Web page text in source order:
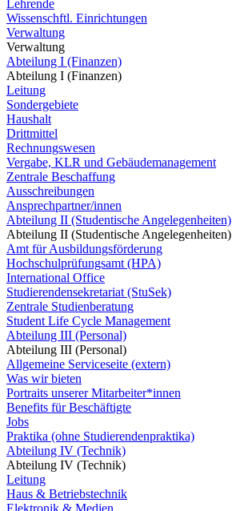
Lehrende
Wissenschftl. Einrichtungen
Verwaltung
Verwaltung
Abteilung I (Finanzen)
Abteilung I (Finanzen)
Leitung
Sondergebiete
Haushalt
Drittmittel
Rechnungswesen
Vergabe, KLR und Gebäudemanagement
Zentrale Beschaffung
Ausschreibungen
Ansprechpartner/innen
Abteilung II (Studentische Angelegenheiten)
Abteilung II (Studentische Angelegenheiten)
Amt für Ausbildungsförderung
Hochschulprüfungsamt (HPA)
International Office
Studierendensekretariat (StuSek)
Zentrale Studienberatung
Student Life Cycle Management
Abteilung III (Personal)
Abteilung III (Personal)
Allgemeine Serviceseite (extern)
Was wir bieten
Portraits unserer Mitarbeiter*innen
Benefits für Beschäftigte
Jobs
Praktika (ohne Studierendenpraktika)
Abteilung IV (Technik)
Abteilung IV (Technik)
Leitung
Haus & Betriebstechnik
Elektronik & Medien